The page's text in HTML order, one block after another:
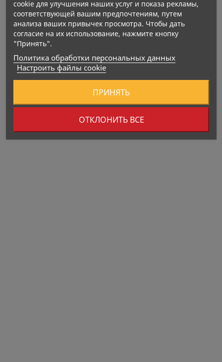
UVA и UVB
Увеличивает мышечную и аэробную способность
организма
cookie для улучшения наших услуг и показа рекламы,
соответствующей вашим предпочтениям, путем
анализа ваших привычек просмотра. Чтобы дать
согласие на их использование, нажмите кнопку
"Принять".
Политика обработки персональных данных
Настроить файлы cookie
ОТКЛОНИТЬ ВСЕ
ПРИНЯТЬ